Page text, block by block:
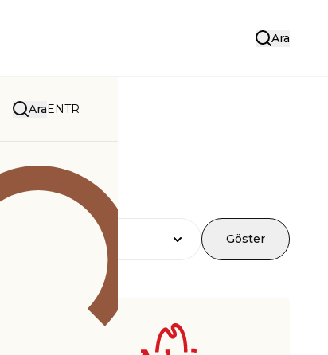
Ara
AraENTR
Göster